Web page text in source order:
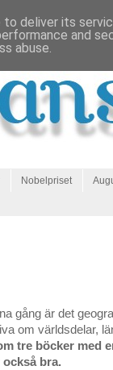
Nobelpriset
gång är det
om världsdelar,
tre böcker med
bra.
deliver its
and
abuse.